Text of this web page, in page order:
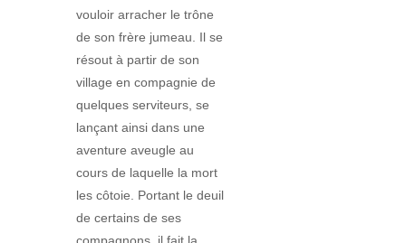
vouloir arracher le trône
de son frère jumeau. Il se
résout à partir de son
village en compagnie de
quelques serviteurs, se
lançant ainsi dans une
aventure aveugle au
cours de laquelle la mort
les côtoie. Portant le deuil
de certains de ses
compagnons, il fait la